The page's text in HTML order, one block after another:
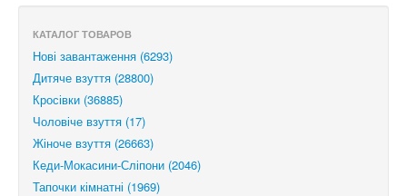
КАТАЛОГ ТОВАРОВ
Нові завантаження (6293)
Дитяче взуття (28800)
Кросівки (36885)
Чоловіче взуття (17)
Жіноче взуття (26663)
Кеди-Мокасини-Сліпони (2046)
Тапочки кімнатні (1969)